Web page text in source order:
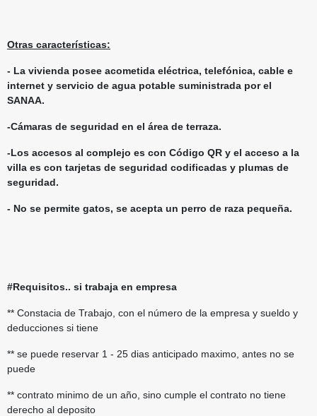
Otras características:
- La vivienda posee acometida eléctrica, telefónica, cable e
internet y servicio de agua potable suministrada por el
SANAA.
-Cámaras de seguridad en el área de terraza.
-Los accesos al complejo es con Código QR y el acceso a la
villa es con tarjetas de seguridad codificadas y plumas de
seguridad.
- No se permite gatos, se acepta un perro de raza pequeña.
#Requisitos.. si trabaja en empresa
** Constacia de Trabajo, con el número de la empresa y sueldo y
deducciones si tiene
** se puede reservar 1 - 25 dias anticipado maximo, antes no se
puede
** contrato minimo de un año, sino cumple el contrato no tiene
derecho al deposito